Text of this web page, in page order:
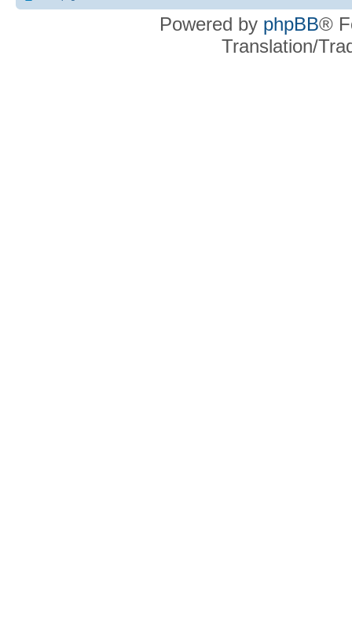
Powered by phpBB®
Translation/